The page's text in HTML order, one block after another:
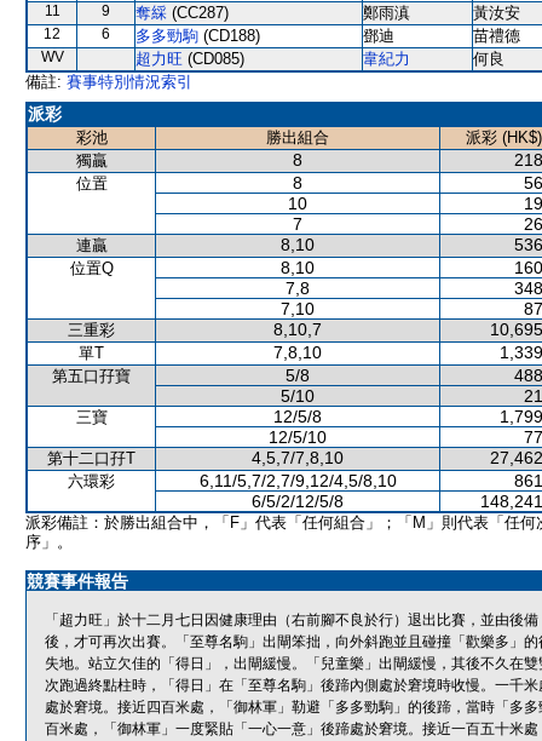
11 9 奪綵 (CC287) 鄭雨滇 黃汝安
12 6 多多勁駒 (CD188) 鄧迪 苗禮德
WV 超力旺 (CD085) 韋紀力
何良
備註: 賽事特別情況索引
派彩
彩池 勝出組合
派彩 (HK$)
獨贏
8
位置 8
10
7
連贏 8,10
位置Q 8,10
7,8
7,10
三重彩 8,10,7
單T 7,8,10
第五口孖寶 5/8
5/10
三寶 12/5/8
12/5/10
第十二口孖T 4,5,7/7,8,10
六環彩 6,11/5,7/2,7/9,12/4,5/8,10
6/5/2/12/5/8
派彩備註：於勝出組合中，「F」代表「任何組合」；「M」則代表「任何
序」。
競賽事件報告
「超力旺」於十二月七日因健康理由（右前腳不良於行）退出比賽，並由後
後，才可再次出賽。「至尊名駒」出閘笨拙，向外斜跑並且碰撞「歡樂多」
失地。站立欠佳的「得日」，出閘緩慢。「兒童樂」出閘緩慢，其後不久在
次跑過終點柱時，「得日」在「至尊名駒」後蹄內側處於窘境時收慢。一千
處於窘境。接近四百米處，「御林軍」勒避「多多勁駒」的後蹄，當時「多
百米處，「御林軍」一度緊貼「一心一意」後蹄處於窘境。接近一百五十米